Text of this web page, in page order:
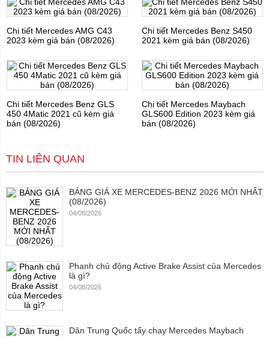
Chi tiết Mercedes AMG C43
2023 kèm giá bán (08/2026)
Chi tiết Mercedes Benz S450
2021 kèm giá bán (08/2026)
Chi tiết Mercedes Benz GLS
450 4Matic 2021 cũ kèm giá
bán (08/2026)
Chi tiết Mercedes Maybach
GLS600 Edition 2023 kèm giá
bán (08/2026)
TIN LIÊN QUAN
BẢNG GIÁ XE MERCEDES-BENZ 2026 MỚI NHẤT
(08/2026)
04/08/2026
Phanh chủ động Active Brake Assist của Mercedes
là gì?
04/08/2026
Dân Trung Quốc tẩy chay Mercedes Maybach